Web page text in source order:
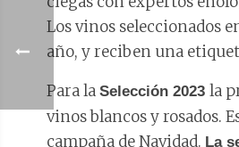
Los vinos seleccionados
año, y reciben una
Para la Selección 2023 la
vinos blancos y rosados.
campaña de Navidad. La